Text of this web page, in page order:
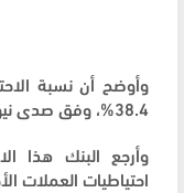
وأوضح أن نسبة
38.4%، وفق صدى نيوز.
وأرجع البنك هذا
احتياطيات العملات الأجنبية